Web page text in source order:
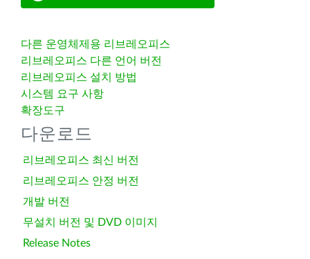
다른 운영체제용 리브레오피스
리브레오피스 다른 언어 버전
리브레오피스 설치 방법
시스템 요구 사항
확장도구
다운로드
리브레오피스 최신 버전
리브레오피스 안정 버전
개발 버전
무설치 버전 및 DVD 이미지
Release Notes